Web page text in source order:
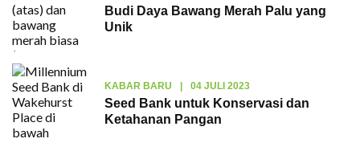
Budi Daya Bawang Merah Palu yang
Unik
KABAR BARU | 04 JULI 2023
Seed Bank untuk Konservasi dan
Ketahanan Pangan